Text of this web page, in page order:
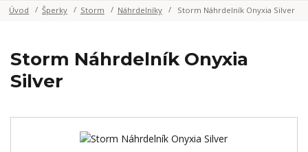
Úvod Šperky Storm Náhrdelníky Storm Náhrdelník Onyxia Silver
Storm Náhrdelník Onyxia
Silver